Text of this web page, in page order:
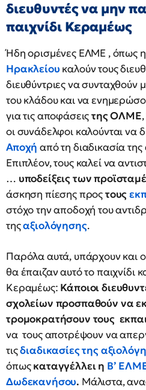
διευθυντές να μην
παιχνίδι Κεραμέως
Ήδη ορισμένες ΕΛΜΕ , όπως η
Ηρακλείου καλούν τους
διευθύντριες να συνταχθούν
του κλάδου και να
για τις αποφάσειςτης ΟΛΜΕ
οι συνάδελφοι καλούνται να
Αποχή από τη διαδικασία
Επιπλέον, τους καλεί να
… υποδείξεις των
άσκηση πίεσης προςτους
στόχο την αποδοχή του
τηςαξιολόγησης.
Παρόλα αυτά, υπάρχουν και
θα έπαιζαν αυτό το παιχνίδι
Κεραμέως: Κάποιοι
σχολείων προσπαθούν να
τρομοκρατήσουν τους
να τους αποτρέψουν να
τιςδιαδικασίες της
όπωςκαταγγέλλει η Β’
Δωδεκανήσου. Μάλιστα,